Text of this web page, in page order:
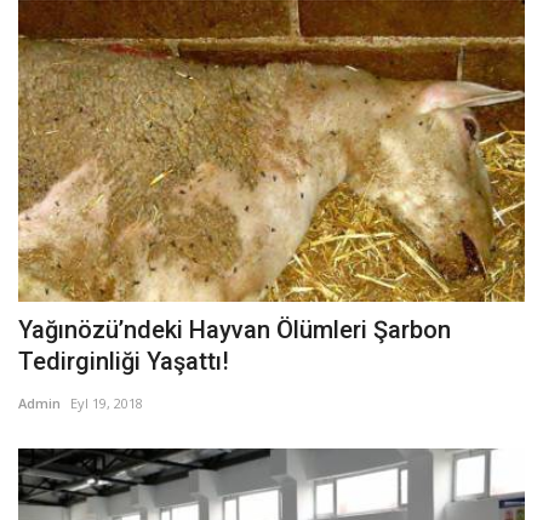
Yağınözü’ndeki Hayvan Ölümleri Şarbon
Tedirginliği Yaşattı!
Admin Eyl 19, 2018